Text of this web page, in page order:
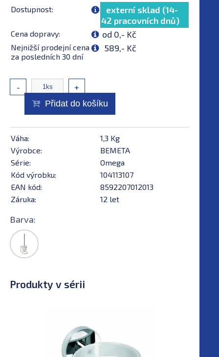
Dostupnost:
externí sklad (14-
42 pracovních dnů)
Cena dopravy: od 0,- Kč
Nejnižší prodejní cena
za posledních 30 dní
589,- Kč
- +
Přidat do košíku
Váha:
1,3 Kg
Výrobce:
BEMETA
Série:
Omega
Kód výrobku:
104113107
EAN kód:
8592207012013
Záruka:
12 let
Barva:
Produkty v sérii